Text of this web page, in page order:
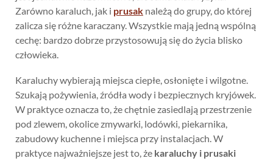
Zarówno karaluch, jak i prusak należą do grupy, do której
zalicza się różne karaczany. Wszystkie mają jedną wspólną
cechę: bardzo dobrze przystosowują się do życia blisko
człowieka.
Karaluchy wybierają miejsca ciepłe, osłonięte i wilgotne.
Szukają pożywienia, źródła wody i bezpiecznych kryjówek.
W praktyce oznacza to, że chętnie zasiedlają przestrzenie
pod zlewem, okolice zmywarki, lodówki, piekarnika,
zabudowy kuchenne i miejsca przy instalacjach. W
praktyce najważniejsze jest to, że karaluchy i prusaki